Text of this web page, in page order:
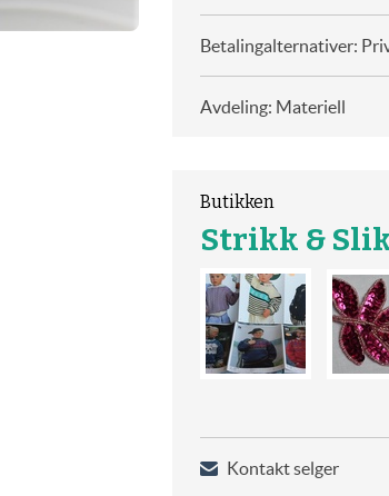
Betalingalternativer:
Avdeling: Materiell
Butikken
Strikk &
Kontakt selger